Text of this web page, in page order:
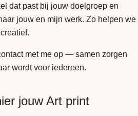
dat past bij jouw doelgroep en
jouw en mijn werk. Zo helpen we
met me op — samen zorgen
wordt voor iedereen.
jouw Art print